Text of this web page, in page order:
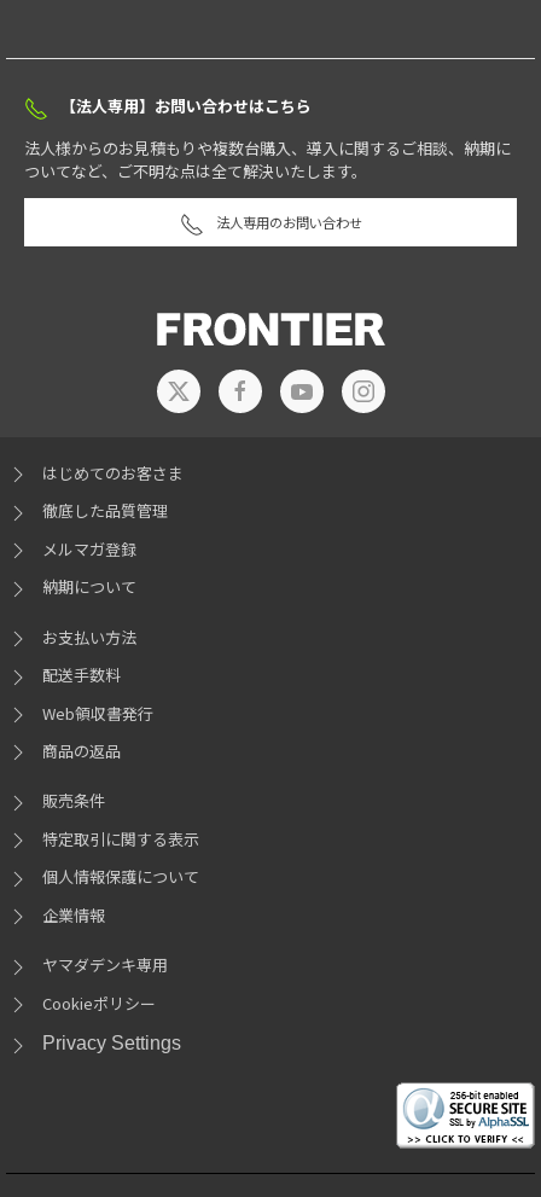
【法人専用】お問い合わせはこちら
法人様からのお見積もりや複数台購入、導入に関するご相談、納期に
ついてなど、ご不明な点は全て解決いたします。
法人専用のお問い合わせ
はじめてのお客さま
徹底した品質管理
メルマガ登録
納期について
お支払い方法
配送手数料
Web領収書発行
商品の返品
販売条件
特定取引に関する表示
個人情報保護について
企業情報
ヤマダデンキ専用
Cookieポリシー
Privacy Settings